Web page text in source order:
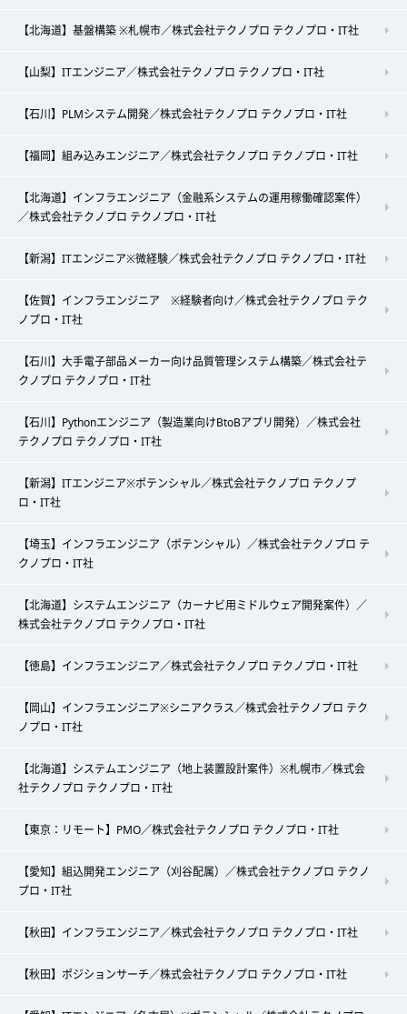
【北海道】基盤構築 ※札幌市／株式会社テクノプロ テクノプロ・IT社
【山梨】ITエンジニア／株式会社テクノプロ テクノプロ・IT社
【石川】PLMシステム開発／株式会社テクノプロ テクノプロ・IT社
【福岡】組み込みエンジニア／株式会社テクノプロ テクノプロ・IT社
【北海道】インフラエンジニア（金融系システムの運用稼働確認案件）
／株式会社テクノプロ テクノプロ・IT社
【新潟】ITエンジニア※微経験／株式会社テクノプロ テクノプロ・IT社
【佐賀】インフラエンジニア ※経験者向け／株式会社テクノプロ テク
ノプロ・IT社
【石川】大手電子部品メーカー向け品質管理システム構築／株式会社テ
クノプロ テクノプロ・IT社
【石川】Pythonエンジニア（製造業向けBtoBアプリ開発）／株式会社
テクノプロ テクノプロ・IT社
【新潟】ITエンジニア※ポテンシャル／株式会社テクノプロ テクノプ
ロ・IT社
【埼玉】インフラエンジニア（ポテンシャル）／株式会社テクノプロ テ
クノプロ・IT社
【北海道】システムエンジニア（カーナビ用ミドルウェア開発案件）／
株式会社テクノプロ テクノプロ・IT社
【徳島】インフラエンジニア／株式会社テクノプロ テクノプロ・IT社
【岡山】インフラエンジニア※シニアクラス／株式会社テクノプロ テク
ノプロ・IT社
【北海道】システムエンジニア（地上装置設計案件）※札幌市／株式会
社テクノプロ テクノプロ・IT社
【東京：リモート】PMO／株式会社テクノプロ テクノプロ・IT社
【愛知】組込開発エンジニア（刈谷配属）／株式会社テクノプロ テクノ
プロ・IT社
【秋田】インフラエンジニア／株式会社テクノプロ テクノプロ・IT社
【秋田】ポジションサーチ／株式会社テクノプロ テクノプロ・IT社